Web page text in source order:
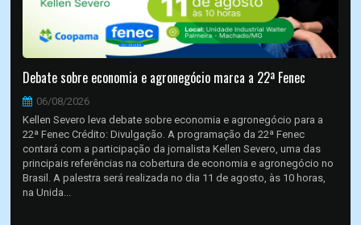
Debate sobre economia e agronegócio marca a 22ª Fenec
06/08/2026
Kellen Severo leva debate sobre economia e agronegócio para a
22ª Fenec Crédito: Divulgação. A programação da 22ª Fenec
contará com a participação da jornalista Kellen Severo, uma das
principais referências na cobertura de economia e agronegócio no
Brasil. A palestra será realizada no dia 11 de agosto, às 10 horas,
na Unida...